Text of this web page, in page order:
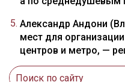
Александр Андони
мест для
центров и метро, —